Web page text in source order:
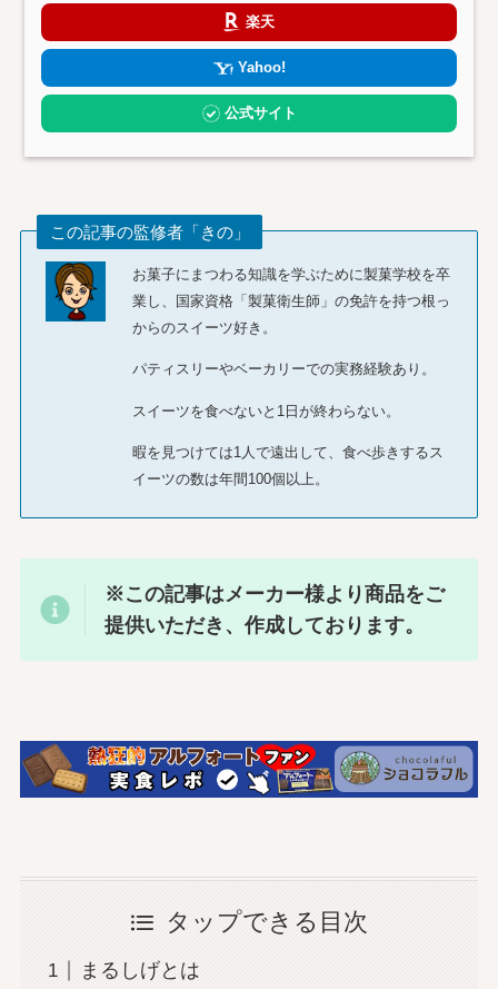
楽天
Yahoo!
公式サイト
この記事の監修者「きの」
お菓子にまつわる知識を学ぶために製菓学校を卒
業し、国家資格「製菓衛生師」の免許を持つ根っ
からのスイーツ好き。
パティスリーやベーカリーでの実務経験あり。
スイーツを食べないと1日が終わらない。
暇を見つけては1人で遠出して、食べ歩きするス
イーツの数は年間100個以上。
※この記事はメーカー様より商品をご
提供いただき、作成しております。
タップできる目次
まるしげとは